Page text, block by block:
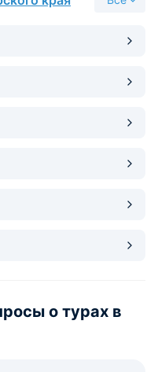
оптимальными
роскошными, и
одного
дисциплина
заслуживают
о турах в